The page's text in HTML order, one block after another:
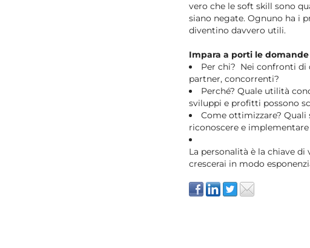
vero che le soft skill sono
siano negate. Ognuno ha i
diventino davvero utili.
Impara a porti le
Per chi? Nei confronti di
partner, concorrenti?
Perché? Quale utilità
sviluppi e profitti possono
Come ottimizzare?
riconoscere e
La personalità è la chiave
crescerai in modo